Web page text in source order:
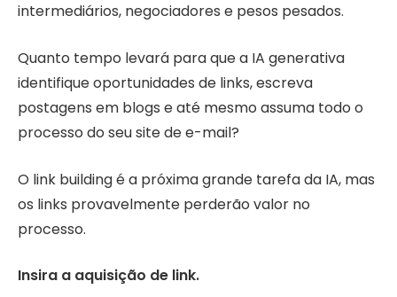
intermediários, negociadores e pesos pesados.
Quanto tempo levará para que a IA generativa
identifique oportunidades de links, escreva
postagens em blogs e até mesmo assuma todo o
processo do seu site de e-mail?
O link building é a próxima grande tarefa da IA, mas
os links provavelmente perderão valor no
processo.
Insira a aquisição de link.